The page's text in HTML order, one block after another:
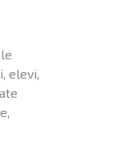
elevi,